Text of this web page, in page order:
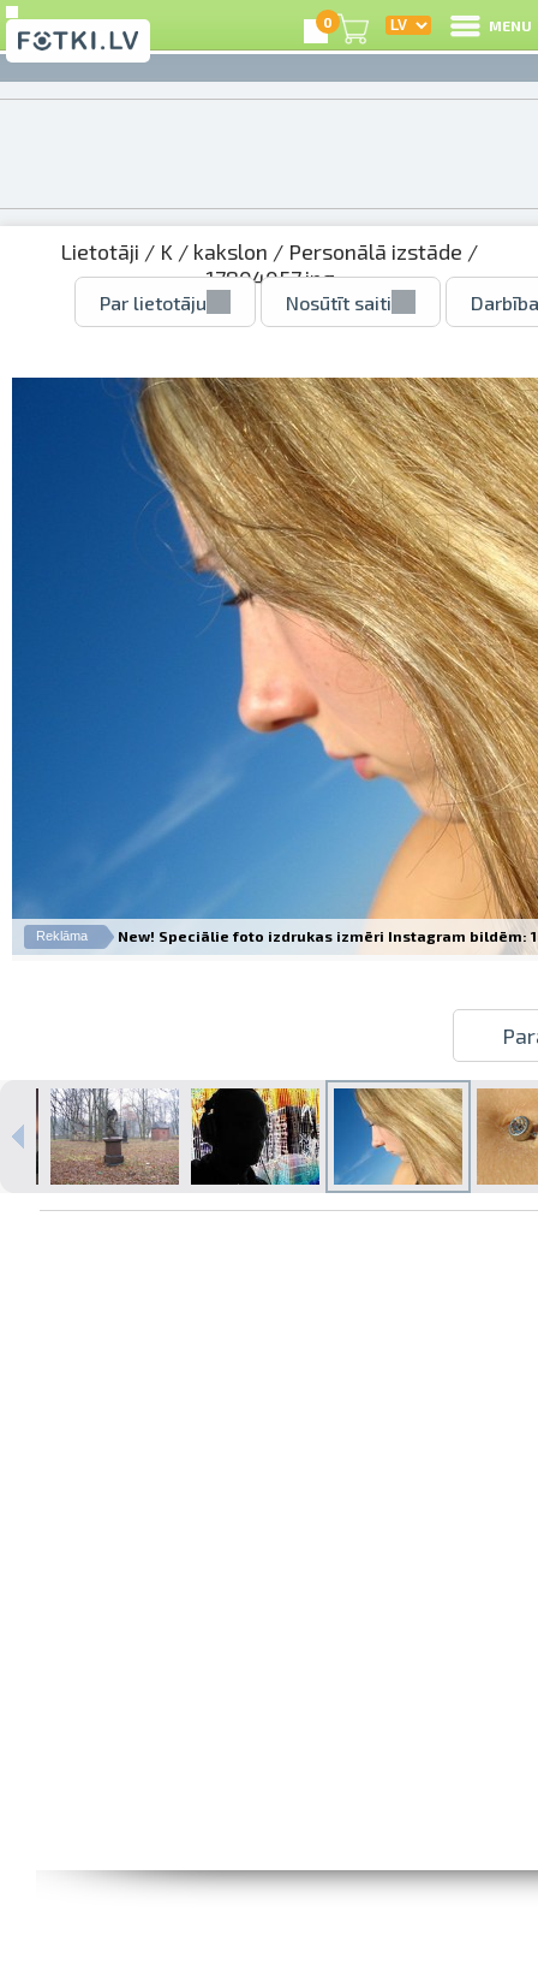
Izdrukas 1h laikā Rīgā – pasūtiet
tiešsaistē
Dažādi formāti un papīra veidi
0 MENU
Lietotāji / K / kakslon / Personālā izstāde /
17804057.jpg
Par lietotāju Nosūtīt saiti
Reklāma New! Speciālie foto izdrukas izmēri Instagram bildēm: